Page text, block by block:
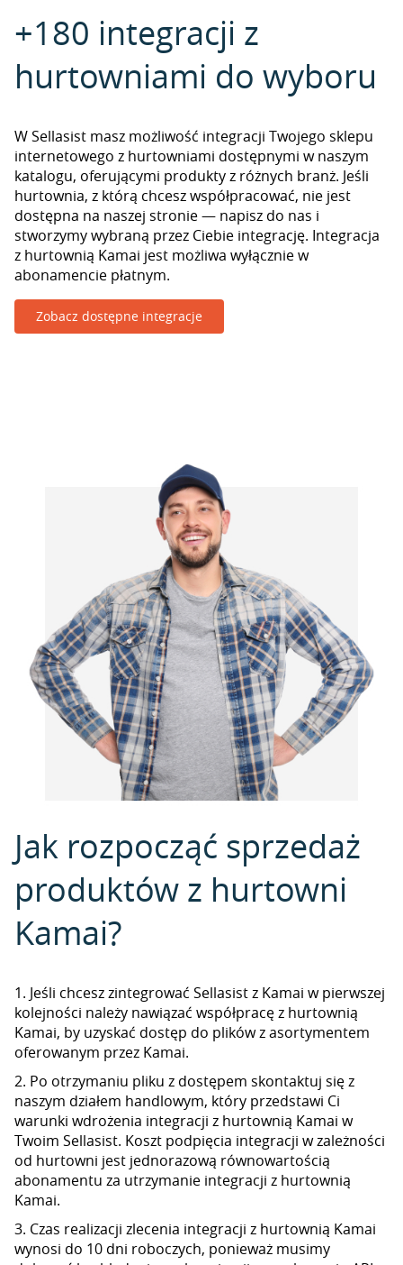
+180 integracji z
hurtowniami do wyboru
W Sellasist masz możliwość integracji Twojego sklepu
internetowego z hurtowniami dostępnymi w naszym
katalogu, oferującymi produkty z różnych branż. Jeśli
hurtownia, z którą chcesz współpracować, nie jest
dostępna na naszej stronie — napisz do nas i
stworzymy wybraną przez Ciebie integrację. Integracja
z hurtownią Kamai jest możliwa wyłącznie w
abonamencie płatnym.
Zobacz dostępne integracje
Jak rozpocząć sprzedaż
produktów z hurtowni
Kamai?
1. Jeśli chcesz zintegrować Sellasist z Kamai w pierwszej
kolejności należy nawiązać współpracę z hurtownią
Kamai, by uzyskać dostęp do plików z asortymentem
oferowanym przez Kamai.
2. Po otrzymaniu pliku z dostępem skontaktuj się z
naszym działem handlowym, który przedstawi Ci
warunki wdrożenia integracji z hurtownią Kamai w
Twoim Sellasist. Koszt podpięcia integracji w zależności
od hurtowni jest jednorazową równowartością
abonamentu za utrzymanie integracji z hurtownią
Kamai.
3. Czas realizacji zlecenia integracji z hurtownią Kamai
wynosi do 10 dni roboczych, ponieważ musimy